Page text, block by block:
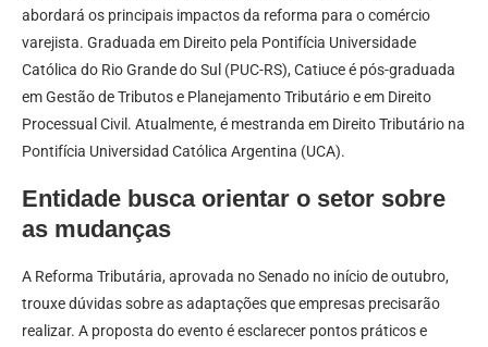
abordará os principais impactos da reforma para o comércio
varejista. Graduada em Direito pela Pontifícia Universidade
Católica do Rio Grande do Sul (PUC-RS), Catiuce é pós-graduada
em Gestão de Tributos e Planejamento Tributário e em Direito
Processual Civil. Atualmente, é mestranda em Direito Tributário na
Pontifícia Universidad Católica Argentina (UCA).
Entidade busca orientar o setor sobre
as mudanças
A Reforma Tributária, aprovada no Senado no início de outubro,
trouxe dúvidas sobre as adaptações que empresas precisarão
realizar. A proposta do evento é esclarecer pontos práticos e